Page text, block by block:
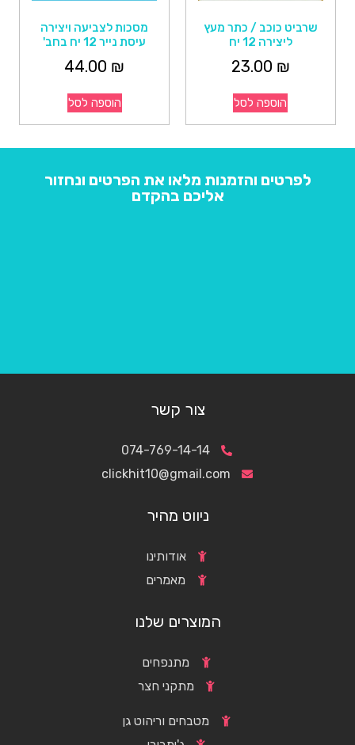
שרביט כוכב / כתר מעץ
ליצירה 12 יח
23.00 ₪
הוספה לסל
מסכות לצביעה ויצירה
עיסת נייר 12 יח בחב'
44.00 ₪
הוספה לסל
לפרטים והזמנות מלאו את הפרטים ונחזור
אליכם בהקדם
צור קשר
074-769-14-14
clickhit10@gmail.com
ניווט מהיר
אודותינו
מאמרים
המוצרים שלנו
מתנפחים
מתקני חצר
מטבחים וריהוט גן